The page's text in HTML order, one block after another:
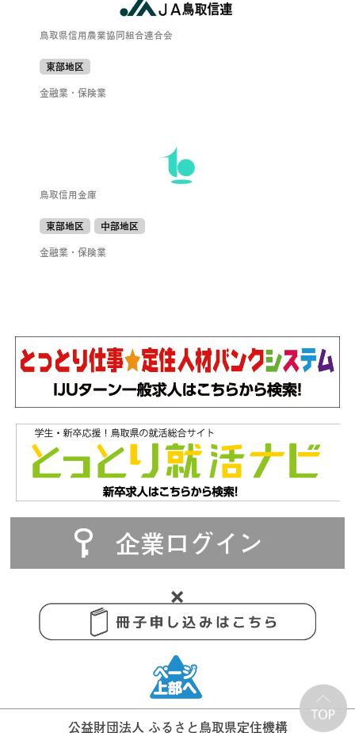
鳥取県信用農業協同組合連合会
東部地区
金融業・保険業
鳥取信用金庫
東部地区
中部地区
金融業・保険業
企業ログイン
公益財団法人 ふるさと鳥取県定住機構